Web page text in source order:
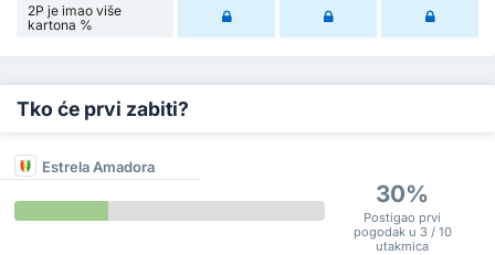
2P je imao više
kartona %
Tko će prvi zabiti?
Estrela Amadora
30%
Postigao prvi
pogodak u 3 / 10
utakmica